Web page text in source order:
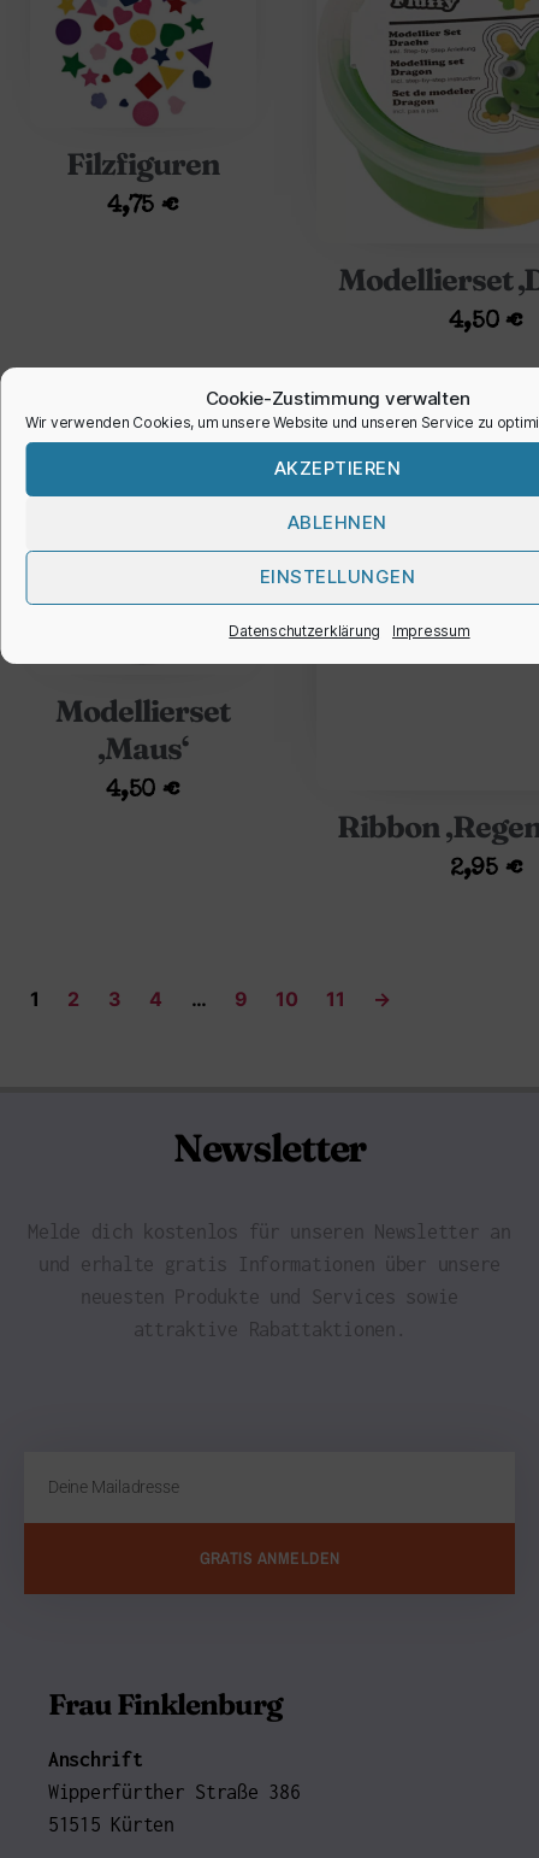
Cookie-Zustimmung verwalten
Wir verwenden Cookies, um unsere Website und unseren Service zu
AKZEPTIEREN
ABLEHNEN
EINSTELLUNGEN
Datenschutzerklärung Impressum
Filzfiguren
4,75 €
Modellierset
4,50€
Modellierset
‚Maus‘
4,50 €
Ribbon
2,95 €
1 2 3 4 … 9 10 11 →
Newsletter
Melde dich kostenlos für unseren Newsletter an
und erhalte gratis Informationen über unsere
neuesten Produkte und Services sowie
attraktive Rabattaktionen.
GRATIS ANMELDEN
Frau Finklenburg
Anschrift
Wipperfürther Straße 386
51515 Kürten